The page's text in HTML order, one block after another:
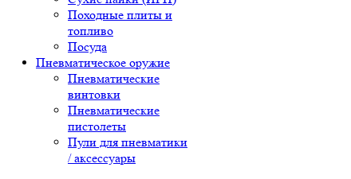
Походные плиты и
топливо
Посуда
Пневматическое оружие
Пневматические
винтовки
Пневматические
пистолеты
Пули для пневматики
/ аксессуары